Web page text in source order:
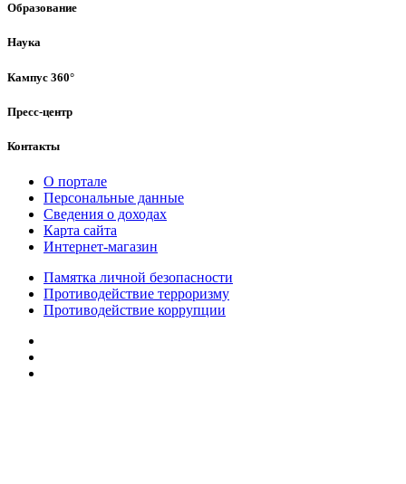
Образование
Наука
Кампус 360°
Пресс-центр
Контакты
О портале
Персональные данные
Сведения о доходах
Карта сайта
Интернет-магазин
Памятка личной безопасности
Противодействие терроризму
Противодействие коррупции